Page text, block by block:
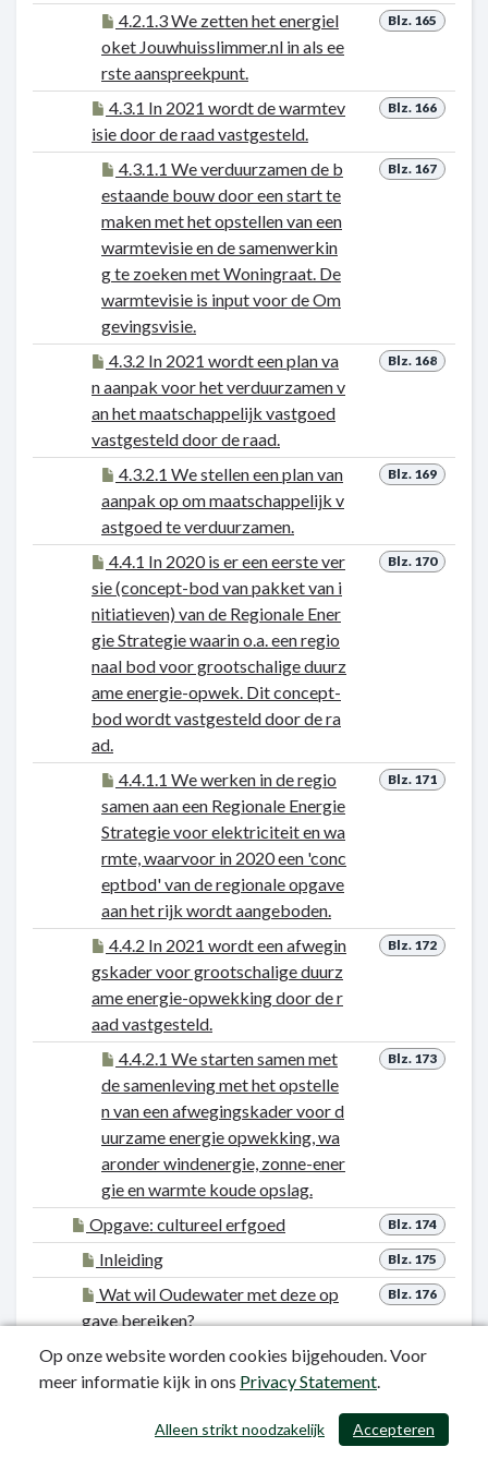
Blz. 165
4.2.1.3 We zetten het energiel
oket Jouwhuisslimmer.nl in als ee
rste aanspreekpunt.
Blz. 166
4.3.1 In 2021 wordt de warmtev
isie door de raad vastgesteld.
Blz. 167
4.3.1.1 We verduurzamen de b
estaande bouw door een start te
maken met het opstellen van een
warmtevisie en de samenwerkin
g te zoeken met Woningraat. De
warmtevisie is input voor de Om
gevingsvisie.
Blz. 168
4.3.2 In 2021 wordt een plan va
n aanpak voor het verduurzamen v
an het maatschappelijk vastgoed
vastgesteld door de raad.
Blz. 169
4.3.2.1 We stellen een plan van
aanpak op om maatschappelijk v
astgoed te verduurzamen.
Blz. 170
4.4.1 In 2020 is er een eerste ver
sie (concept-bod van pakket van i
nitiatieven) van de Regionale Ener
gie Strategie waarin o.a. een regio
naal bod voor grootschalige duurz
ame energie-opwek. Dit concept-
bod wordt vastgesteld door de ra
ad.
Blz. 171
4.4.1.1 We werken in de regio
samen aan een Regionale Energie
Strategie voor elektriciteit en wa
rmte, waarvoor in 2020 een 'conc
eptbod' van de regionale opgave
aan het rijk wordt aangeboden.
Blz. 172
4.4.2 In 2021 wordt een afwegin
gskader voor grootschalige duurz
ame energie-opwekking door de r
aad vastgesteld.
Blz. 173
4.4.2.1 We starten samen met
de samenleving met het opstelle
n van een afwegingskader voor d
uurzame energie opwekking, wa
aronder windenergie, zonne-ener
gie en warmte koude opslag.
Blz. 174
Opgave: cultureel erfgoed
Blz. 175
Inleiding
Blz. 176
Wat wil Oudewater met deze op
gave bereiken?
Blz. 177
Maatschappelijk effect
Resultaat
Blz. 179
4.5.1 Beschermde waardevolle
Op onze website worden cookies bijgehouden. Voor
meer informatie kijk in ons Privacy Statement.
Accepteren
Alleen strikt noodzakelijk